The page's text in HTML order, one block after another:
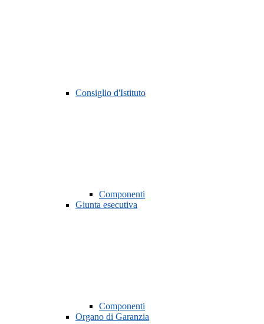
Consiglio d'Istituto
Componenti
Giunta esecutiva
Componenti
Organo di Garanzia